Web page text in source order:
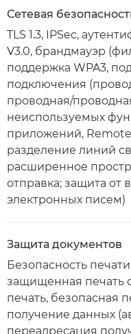
Сетевая
TLS 1.3, IPSec,
V3.0, брандмауэр
поддержка WPA3,
подключения
проводная/
неиспользуемых
приложений,
разделение линий
расширенное
отправка; защита от
электронных писем)
Защита документов
Безопасность
защищенная печать
печать, безопасная
получение данных
переадресация